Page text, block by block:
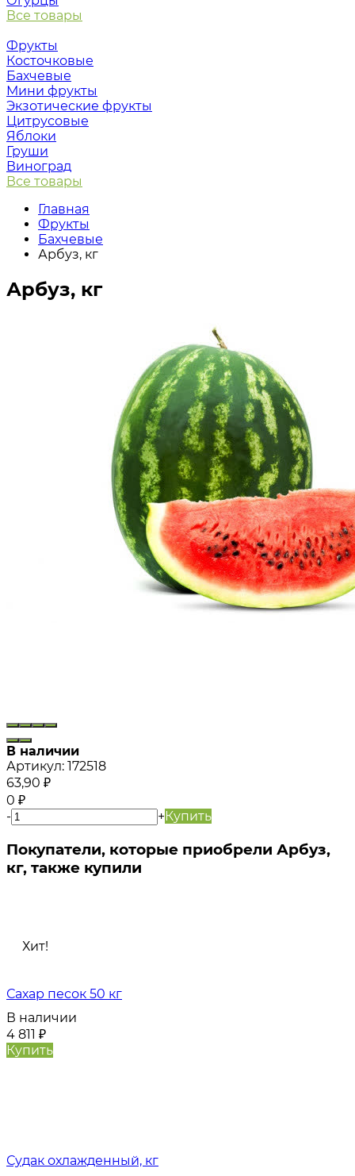
Все товары
Фрукты
Косточковые
Бахчевые
Мини фрукты
Экзотические фрукты
Цитрусовые
Яблоки
Груши
Виноград
Все товары
Главная
Фрукты
Бахчевые
Арбуз, кг
Арбуз, кг
В наличии
Артикул: 172518
63,90 ₽
0 ₽
-
+Купить
Покупатели, которые приобрели Арбуз,
кг, также купили
Хит!
Сахар песок 50 кг
В наличии
4 811 ₽
Купить
Судак охлажденный, кг